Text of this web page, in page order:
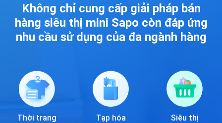
Không chỉ cung cấp giải pháp bán
hàng siêu thị mini Sapo còn đáp ứng
nhu cầu sử dụng của đa ngành hàng
Thời trang Tạp hóa Siêu thị